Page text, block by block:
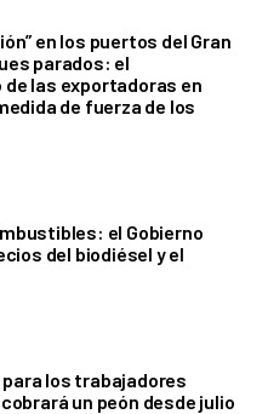
en los puertos del Gran
parados: el
las exportadoras en
de fuerza de los
el Gobierno
del biodiésel y el
los trabajadores
un peón desde julio